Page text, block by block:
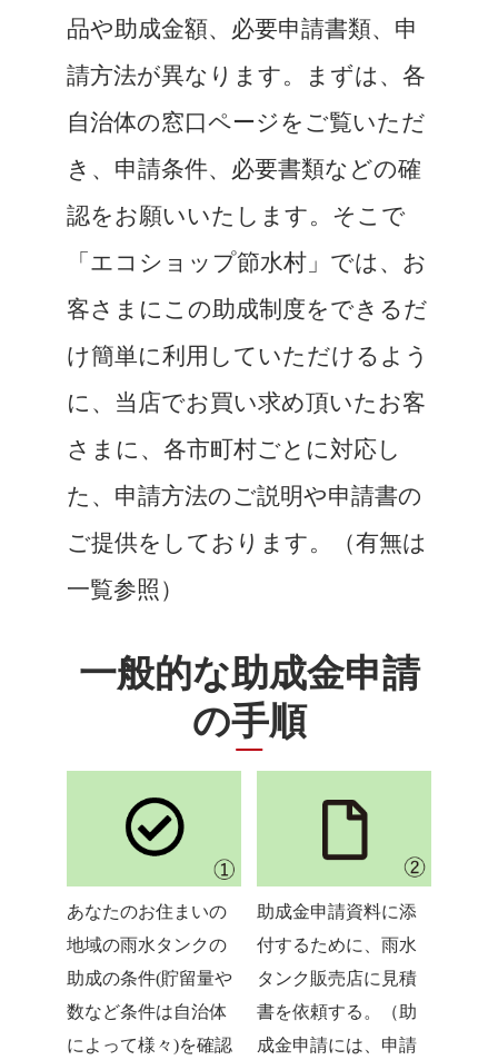
品や助成金額、必要申請書類、申
請方法が異なります。まずは、各
自治体の窓口ページをご覧いただ
き、申請条件、必要書類などの確
認をお願いいたします。そこで
「エコショップ節水村」では、お
客さまにこの助成制度をできるだ
け簡単に利用していただけるよう
に、当店でお買い求め頂いたお客
さまに、各市町村ごとに対応し
た、申請方法のご説明や申請書の
ご提供をしております。（有無は
一覧参照）
一般的な助成金申請
の手順
あなたのお住まいの
地域の雨水タンクの
助成の条件(貯留量や
数など条件は自治体
によって様々)を確認
助成金申請資料に添
付するために、雨水
タンク販売店に見積
書を依頼する。（助
成金申請には、申請